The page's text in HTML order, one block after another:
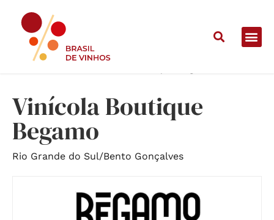
Vinícola Boutique
Begamo
Rio Grande do Sul/Bento Gonçalves